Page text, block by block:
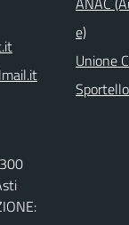
e)
Unione